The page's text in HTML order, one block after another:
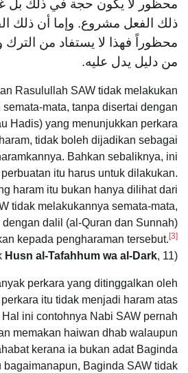
محظور لا يكون حجة في ذلك بل
ذلك الفعل مشروع. وإما أن ذلك
محظوراً فهذا لا يستفاد من الترك
من دليل يدل عليه.
Rasulullah SAW tidak melakukan
mata, tanpa disertai dengan
Hadis) yang menunjukkan perkara
tidak boleh dijadikan sebagai
Bahkan sebaliknya, ini
itu harus untuk dilakukan.
haram itu bukan hanya dilihat dari
tidak melakukannya semata-mata,
dalil (al-Quran dan Sunnah)
kepada pengharaman tersebut.[3]
Husn al-Tafahhum wa al-Dark, 11)
perkara yang ditinggalkan oleh
itu tidak menjadi haram atas
ini contohnya Nabi SAW pernah
memakan haiwan dhab walaupun
kerana ia bukan adat Baginda
bagaimanapun, Baginda SAW tidak